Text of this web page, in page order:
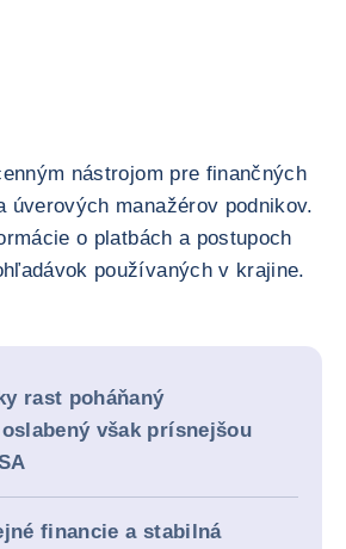
nástrojom pre finančných
úverových manažérov podnikov.
o platbách a postupoch
používaných v krajine.
rast poháňaný
však prísnejšou
financie a stabilná